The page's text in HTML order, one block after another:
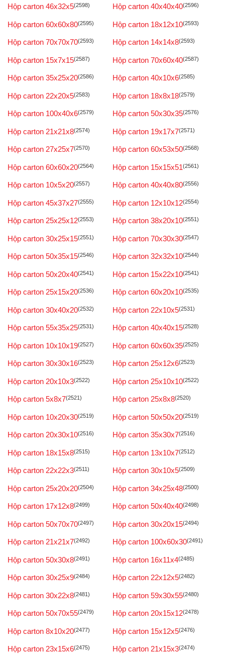
Hộp carton 46x32x5(2598) Hộp carton 40x40x40(2596)
Hộp carton 60x60x80(2595) Hộp carton 18x12x10(2593)
Hộp carton 70x70x70(2593) Hộp carton 14x14x8(2593)
Hộp carton 15x7x15(2587) Hộp carton 70x60x40(2587)
Hộp carton 35x25x20(2586) Hộp carton 40x10x6(2585)
Hộp carton 22x20x5(2583) Hộp carton 18x8x18(2579)
Hộp carton 100x40x6(2579) Hộp carton 50x30x35(2576)
Hộp carton 21x21x8(2574) Hộp carton 19x17x7(2571)
Hộp carton 27x25x7(2570) Hộp carton 60x53x50(2568)
Hộp carton 60x60x20(2564) Hộp carton 15x15x51(2561)
Hộp carton 10x5x20(2557) Hộp carton 40x40x80(2556)
Hộp carton 45x37x27(2555) Hộp carton 12x10x12(2554)
Hộp carton 25x25x12(2553) Hộp carton 38x20x10(2551)
Hộp carton 30x25x15(2551) Hộp carton 70x30x30(2547)
Hộp carton 50x35x15(2546) Hộp carton 32x32x10(2544)
Hộp carton 50x20x40(2541) Hộp carton 15x22x10(2541)
Hộp carton 25x15x20(2536) Hộp carton 60x20x10(2535)
Hộp carton 30x40x20(2532) Hộp carton 22x10x5(2531)
Hộp carton 55x35x25(2531) Hộp carton 40x40x15(2528)
Hộp carton 10x10x19(2527) Hộp carton 60x60x35(2525)
Hộp carton 30x30x16(2523) Hộp carton 25x12x6(2523)
Hộp carton 20x10x3(2522) Hộp carton 25x10x10(2522)
Hộp carton 5x8x7(2521) Hộp carton 25x8x8(2520)
Hộp carton 10x20x30(2519) Hộp carton 50x50x20(2519)
Hộp carton 20x30x10(2516) Hộp carton 35x30x7(2516)
Hộp carton 18x15x8(2515) Hộp carton 13x10x7(2512)
Hộp carton 22x22x3(2511) Hộp carton 30x10x5(2509)
Hộp carton 25x20x20(2504) Hộp carton 34x25x48(2500)
Hộp carton 17x12x8(2499) Hộp carton 50x40x40(2498)
Hộp carton 50x70x70(2497) Hộp carton 30x20x15(2494)
Hộp carton 21x21x7(2492) Hộp carton 100x60x30(2491)
Hộp carton 50x30x8(2491) Hộp carton 16x11x4(2485)
Hộp carton 30x25x9(2484) Hộp carton 22x12x5(2482)
Hộp carton 30x22x8(2481) Hộp carton 59x30x55(2480)
Hộp carton 50x70x55(2479) Hộp carton 20x15x12(2478)
Hộp carton 8x10x20(2477) Hộp carton 15x12x5(2476)
Hộp carton 23x15x6(2475) Hộp carton 21x15x3(2474)